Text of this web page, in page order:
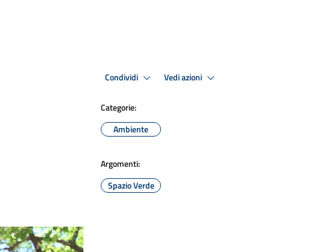
Condividi Vedi azioni
Categorie:
Ambiente
Argomenti:
Spazio Verde